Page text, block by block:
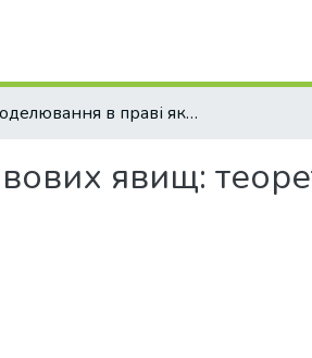
Моделювання в праві як засіб пізнання правових явищ: теоретико-правовий аспект
явищ: